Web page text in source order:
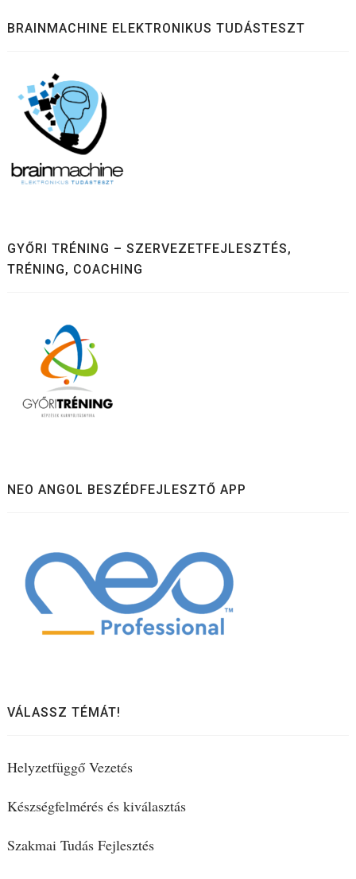
BRAINMACHINE ELEKTRONIKUS TUDÁSTESZT
GYŐRI TRÉNING – SZERVEZETFEJLESZTÉS,
TRÉNING, COACHING
NEO ANGOL BESZÉDFEJLESZTŐ APP
VÁLASSZ TÉMÁT!
Helyzetfüggő Vezetés
Készségfelmérés és kiválasztás
Szakmai Tudás Fejlesztés